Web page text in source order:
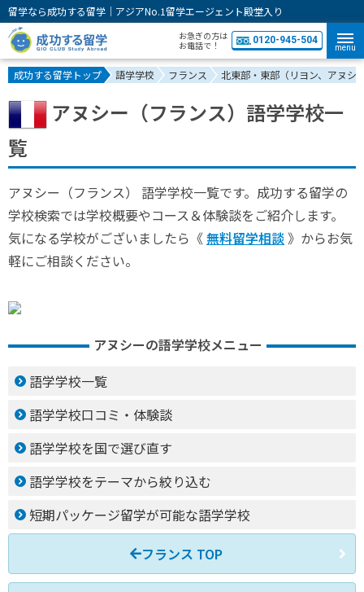
留学なら成功する留学｜アジアNo.1留学エージェント殿堂入り
お急ぎの方は
お電話で！
0120-945-504
menu
成功する留学トップ 語学学校 フランス 北東部・東部（リヨン、アヌシ
アヌシー（フランス）語学学校一
覧
アヌシー（フランス） 語学学校一覧です。成功する留学の
学校検索では学校概要やコース＆体験談をご紹介します。
気になる学校がございましたら《 無料留学相談 》からお気
軽にご相談ください。
アヌシーの語学学校メニュー
語学学校一覧
語学学校口コミ・体験談
語学学校を国で選び直す
語学学校をテーマから絞り込む
短期パッケージ留学が可能な語学学校
フランス TOP